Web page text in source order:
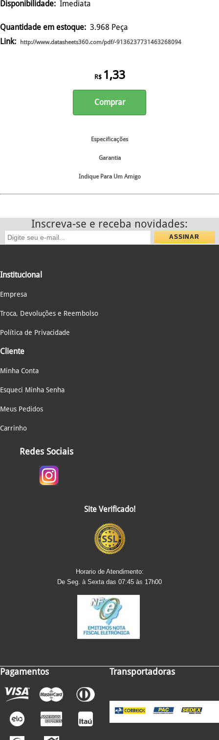
Disponibilidade: Imediata
Quantidade em estoque: 3.968 Peça
Link:
http://www.datasheets360.com/pdf/-9136237731463268094
R$ 1,33
Comprar
Especificações
Garantia
Indique Para Um Amigo
Inscreva-se e receba novidades:
Institucional
Empresa
Troca, Devoluções e Reembolso
Política de Privacidade
Cliente
Minha Conta
Esqueci Minha Senha
Meus Pedidos
Carrinho
Redes Sociais
Site Verificado!
Horario de Atendimento:
De Seg. à Sexta das 07:45 às 17h00
Pagamentos Transportadoras